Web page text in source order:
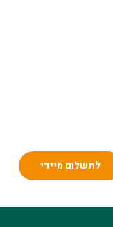
לתשלום מיידי